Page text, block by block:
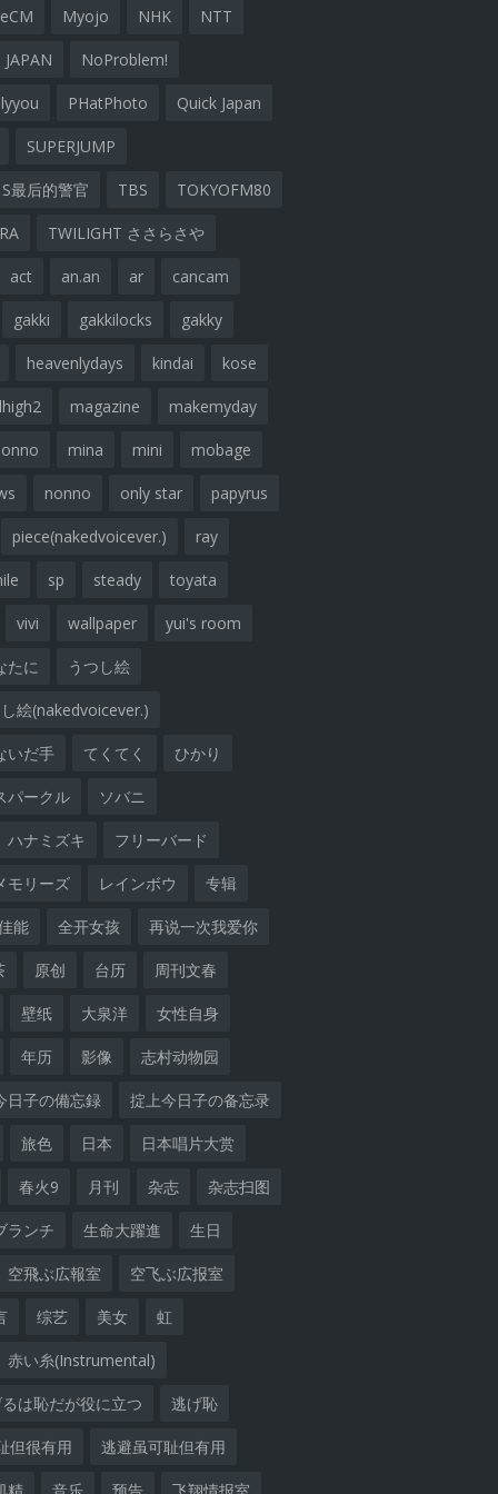
Myojo NHK NTT
NoProblem!
PHatPhoto Quick Japan
SUPERJUMP
S最后的警官 TBS TOKYOFM80
TWILIGHT ささらさや
act an.an ar cancam
gakki gakkilocks gakky
heavenlydays kindai kose
magazine makemyday
mina mini mobage
nonno only star papyrus
piece(nakedvoicever.) ray
sp steady toyata
vivi wallpaper yui's room
たに うつし絵
絵(nakedvoicever.)
いだ手 てくてく ひかり
パークル ソバニ
ハナミズキ フリーバード
モリーズ レインボウ 专辑
能 全开女孩 再说一次我爱你
原创 台历 周刊文春
壁纸 大泉洋 女性自身
年历 影像 志村动物园
日子の備忘録 掟上今日子の备忘录
旅色 日本 日本唱片大赏
春火9 月刊 杂志 杂志扫图
ランチ 生命大躍進 生日
空飛ぶ広報室 空飞ぶ広报室
综艺 美女 虹
赤い糸(Instrumental)
は恥だが役に立つ 逃げ恥
但很有用 逃避虽可耻但有用